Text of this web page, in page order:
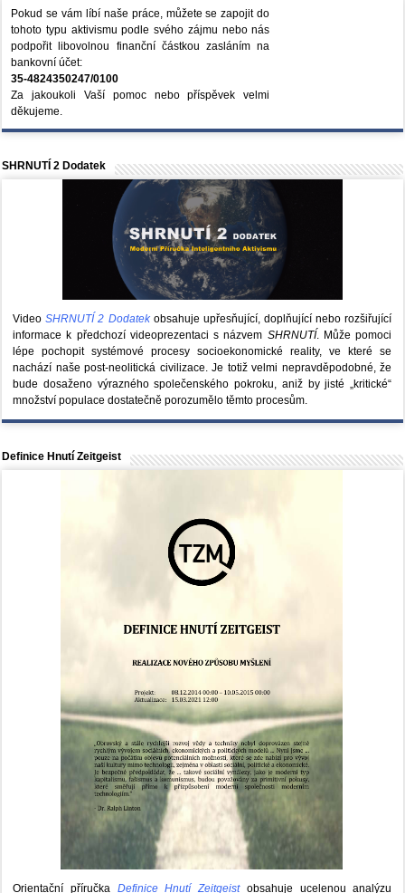
Pokud se vám líbí naše práce, můžete se zapojit do
tohoto typu aktivismu podle svého zájmu nebo nás
podpořit libovolnou finanční částkou zasláním na
bankovní účet:
35-4824350247/0100
Za jakoukoli Vaší pomoc nebo příspěvek velmi
děkujeme.
SHRNUTÍ 2 Dodatek
VideoSHRNUTÍ 2 Dodatekobsahuje upřesňující, doplňující nebo rozšiřující
informace k předchozí videoprezentaci s názvem SHRNUTÍ. Může pomoci
lépe pochopit systémové procesy socioekonomické reality, ve které se
nachází naše post-neolitická civilizace. Je totiž velmi nepravděpodobné, že
bude dosaženo výrazného společenského pokroku, aniž by jisté „kritické“
množství populace dostatečně porozumělo těmto procesům.
Definice Hnutí Zeitgeist
Orientační příručka Definice Hnutí Zeitgeistobsahuje ucelenou analýzu